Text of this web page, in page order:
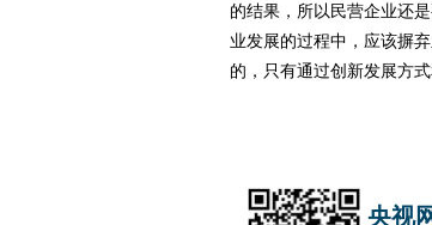
的结果，所以民营企业还
业发展的过程中，应该摒
的，只有通过创新发展方
央视